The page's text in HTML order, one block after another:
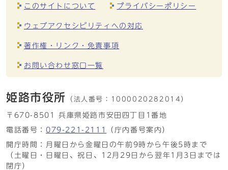
このサイトについて プライバシーポリシー
ウェブアクセシビリティへの対応
著作権・リンク・免責事項
お問い合わせ窓口一覧
姫路市役所 （法人番号： 1000020282014）
〒670-8501 兵庫県姫路市安田四丁目1番地
電話番号： 079-221-2111
（庁内番号案内）
開庁時間：月曜日から金曜日の午前9時から午後5時まで
（土曜日・日曜日、祝日、12月29日から翌年1月3日までは
閉庁）